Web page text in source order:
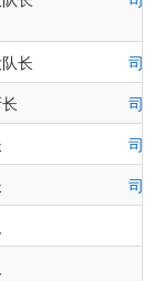
长
司
司
司
司